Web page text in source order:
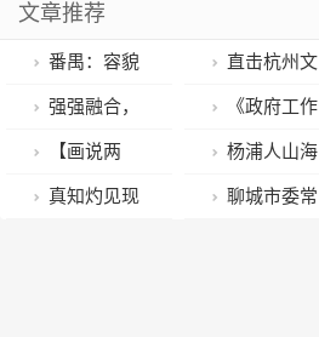
文章推荐
番禺：容貌
品质培育提升
行动 老旧小区
焕发新活力
直击杭州文
二文三路双向
首日：流量平
稳 店铺点赞
强强融合，
又一新时代文
明实践分中心
《政府工作
报告》高频词
⑨｜现代化
【画说两
会】走好新征
杨浦人山海
情丨金江镇：
真知灼见现 聊城市委常